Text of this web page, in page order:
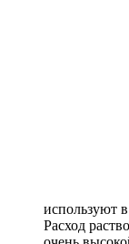
используют
Расход